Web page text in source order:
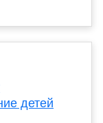
детей